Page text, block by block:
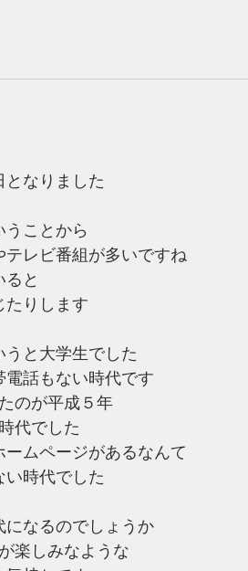
となりました
うことから
レビ番組が多いですね
ると
たりします
と大学生でした
話もない時代です
のが平成５年
代でした
ムページがあるなんて
い時代でした
になるのでしょうか
楽しみなような